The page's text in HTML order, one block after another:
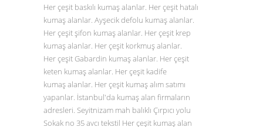
Her çeşit baskılı kumaş alanlar. Her çeşit hatalı
kumaş alanlar. Ayşecik defolu kumaş alanlar.
Her çeşit şifon kumaş alanlar. Her çeşit krep
kumaş alanlar. Her çeşit korkmuş alanlar.
Her çeşit Gabardin kumaş alanlar. Her çeşit
keten kumaş alanlar. Her çeşit kadife
kumaş alanlar. Her çeşit kumaş alım satımı
yapanlar. İstanbul'da kumaş alan firmaların
adresleri. Seyitnizam mah balıklı Çırpıcı yolu
Sokak no 35 avcı tekstil Her çeşit kumaş alan